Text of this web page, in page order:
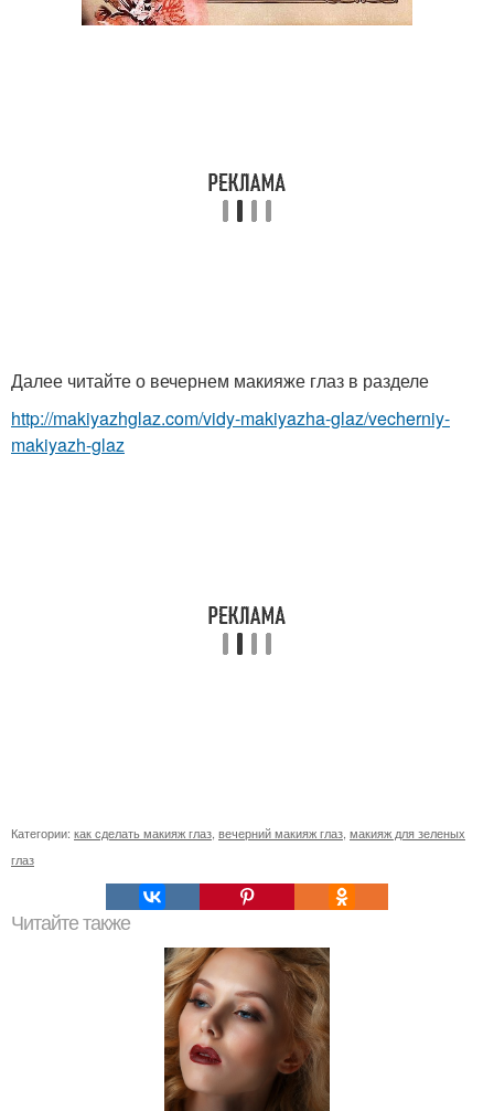
Далее читайте о вечернем макияже глаз в разделе
http://makiyazhglaz.com/vidy-makiyazha-glaz/vecherniy-
makiyazh-glaz
Категории: как сделать макияж глаз, вечерний макияж глаз, макияж для зеленых
глаз
Читайте также